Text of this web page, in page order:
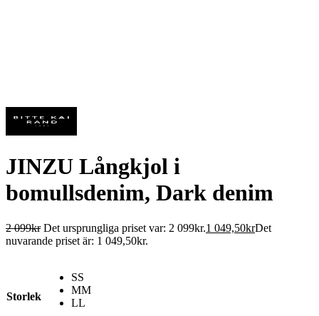
JINZU Långkjol i
bomullsdenim, Dark denim
2 099kr Det ursprungliga priset var: 2 099kr.1 049,50krDet
nuvarande priset är: 1 049,50kr.
Storlek
SS
MM
LL